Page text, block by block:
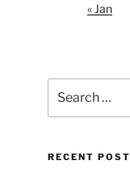
« Jan
for:
RECENT